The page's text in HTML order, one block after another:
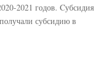
2021 годов. Cубсидия
субсидию в